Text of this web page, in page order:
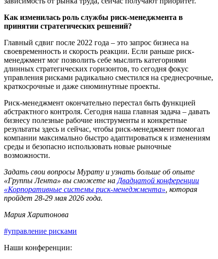
Как изменилась роль службы риск-менеджмента в
принятии стратегических решений?
Главный сдвиг после 2022 года – это запрос бизнеса на
своевременность и скорость реакции. Если раньше риск-
менеджмент мог позволить себе мыслить категориями
длинных стратегических горизонтов, то сегодня фокус
управления рисками радикально сместился на среднесрочные,
краткосрочные и даже сиюминутные проекты.
Риск-менеджмент окончательно перестал быть функцией
абстрактного контроля. Сегодня наша главная задача – давать
бизнесу полезные рабочие инструменты и конкретные
результаты здесь и сейчас, чтобы риск-менеджмент помогал
компании максимально быстро адаптироваться к изменениям
среды и безопасно использовать новые рыночные
возможности.
Задать свои вопросы Мурату и узнать больше об опыте
«Группы Лента» вы сможете на Двадцатой конференции
«Корпоративные системы риск-менеджмента» , которая
пройдет 28-29 мая 2026 года.
Мария Харитонова
#управление рисками
Наши конференции: